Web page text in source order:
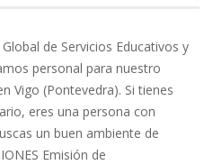
de Servicios Educativos y
personal para nuestro
Vigo (Pontevedra). Si tienes
eres una persona con
un buen ambiente de
Emisión de